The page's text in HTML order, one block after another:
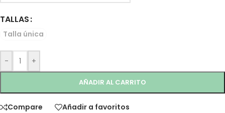
TALLAS
Talla única
- +
AÑADIR AL CARRITO
Compare Añadir a favoritos